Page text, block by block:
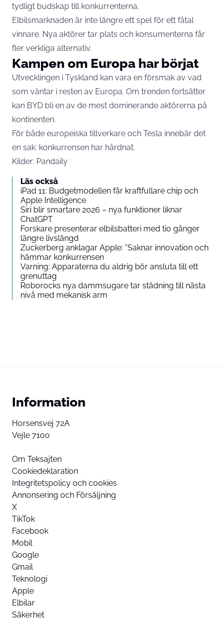
tydligt budskap till konkurrenterna.
Elbilsmarknaden är inte längre ett spel för ett fåtal
vinnare. Nya aktörer tar plats och konsumenterna får
fler verkliga alternativ.
Kampen om Europa har börjat
Utvecklingen i Tyskland kan vara en försmak av vad
som väntar i resten av Europa. Om trenden fortsätter
kan BYD bli en av de mest dominerande aktörerna på
kontinenten.
För både europeiska tillverkare och Tesla innebär det
en sak: konkurrensen har hårdnat.
Kilder: Pandaily
Läs också
iPad 11: Budgetmodellen får kraftfullare chip och
Apple Intelligence
Siri blir smartare 2026 – nya funktioner liknar
ChatGPT
Forskare presenterar elbilsbatteri med tio gånger
längre livslängd
Zuckerberg anklagar Apple: ”Saknar innovation och
hämmar konkurrensen
Varning: Apparaterna du aldrig bör ansluta till ett
grenuttag
Roborocks nya dammsugare tar städning till nästa
nivå med mekanisk arm
Information
Horsensvej 72A
Vejle 7100
Om Teksajten
Cookiedeklaration
Integritetspolicy och cookies
Annonsering och Försäljning
X
TikTok
Facebook
Mobil
Google
Gmail
Teknologi
Apple
Elbilar
Säkerhet